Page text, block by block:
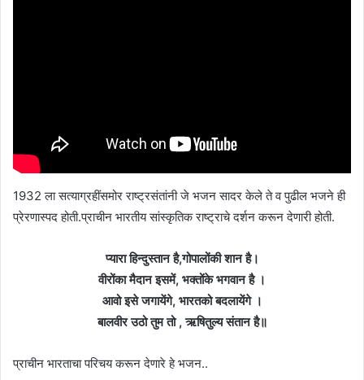
1932 ला सत्याग्रहींसमोर राष्ट्रसंतांनी जे भजन सादर केले ते व पुढील भजने ही
प्रेरणास्पद होती.प्राचीन भारतीय सांस्कृतिक राष्ट्राचे दर्शन करून देणारी होती.
प्यारा हिन्दुस्तान है,गोपालोंकी शान है।
वीरोंका मैदान इसमें, भक्तोंके भगवान है ।
आवो इसे जगायेंगे, भारतको बदलायेंगे ।
बालवीर उठो तुम तो , ऋषितुल्य संतान है॥
प्राचीन भारताचा परिचय करून देणारे हे भजन..